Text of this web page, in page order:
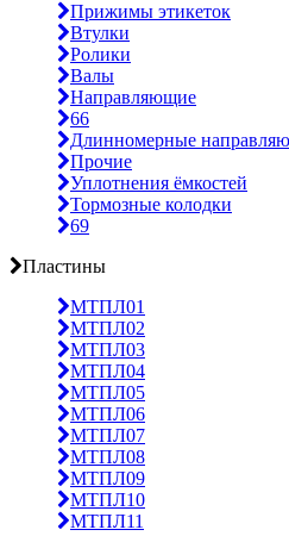
Прижимы этикеток
Втулки
Ролики
Валы
Направляющие
66
Длинномерные
Прочие
Уплотнения ёмкостей
Тормозные колодки
69
Пластины
МТПЛ01
МТПЛ02
МТПЛ03
МТПЛ04
МТПЛ05
МТПЛ06
МТПЛ07
МТПЛ08
МТПЛ09
МТПЛ10
МТПЛ11